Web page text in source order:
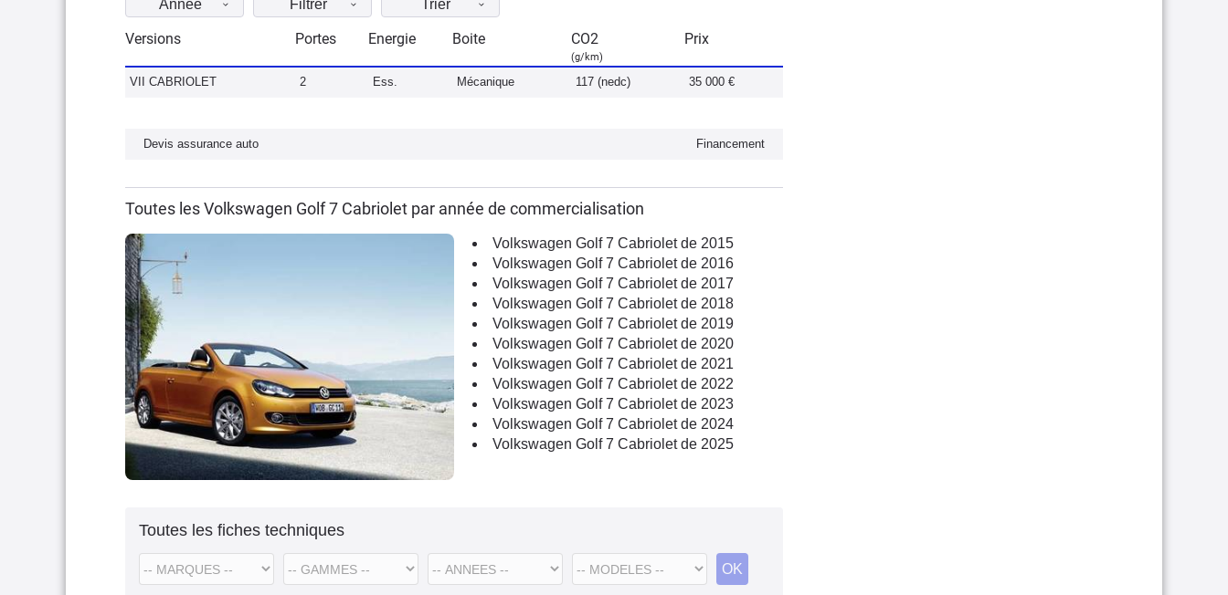
Année Filtrer Trier
Versions Portes Energie Boite CO2
(g/km)
Prix
VII CABRIOLET 2 Ess. Mécanique 117 (nedc) 35 000 €
Devis assurance auto Financement
Toutes les Volkswagen Golf 7 Cabriolet par année de commercialisation
Volkswagen Golf 7 Cabriolet de 2015
Volkswagen Golf 7 Cabriolet de 2016
Volkswagen Golf 7 Cabriolet de 2017
Volkswagen Golf 7 Cabriolet de 2018
Volkswagen Golf 7 Cabriolet de 2019
Volkswagen Golf 7 Cabriolet de 2020
Volkswagen Golf 7 Cabriolet de 2021
Volkswagen Golf 7 Cabriolet de 2022
Volkswagen Golf 7 Cabriolet de 2023
Volkswagen Golf 7 Cabriolet de 2024
Volkswagen Golf 7 Cabriolet de 2025
Toutes les fiches techniques